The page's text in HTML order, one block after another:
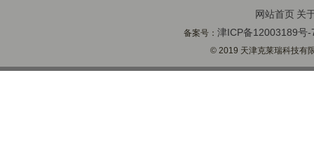
网站首页 关
备案号：津ICP备12003189号-
© 2019 天津克莱瑞科技有